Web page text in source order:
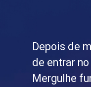
Depois de
de entrar
Mergulhe